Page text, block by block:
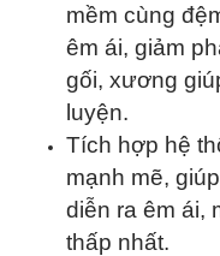
mềm cùng
êm ái, giảm
gối, xương
luyện.
Tích hợp hệ
mạnh mẽ,
diễn ra êm ái,
thấp nhất.